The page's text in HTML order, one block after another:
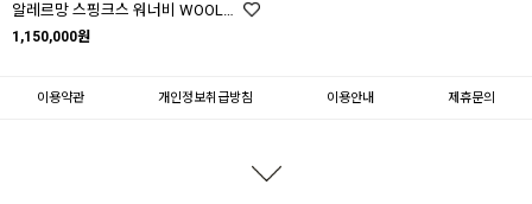
알레르망 스핑크스 워너비 WOOL WANNABE WOOL SS Q K
1,150,000원
이용약관 개인정보취급방침 이용안내 제휴문의